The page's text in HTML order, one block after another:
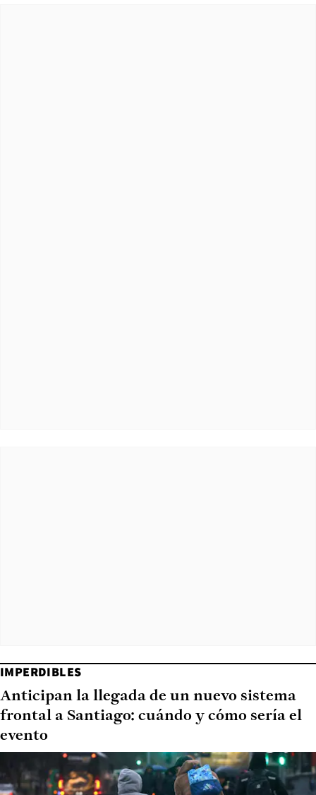
IMPERDIBLES
Anticipan la llegada de un nuevo sistema
frontal a Santiago: cuándo y cómo sería el
evento